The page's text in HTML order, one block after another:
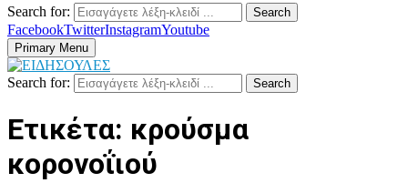
Search for: Search
FacebookTwitterInstagramYoutube
Primary Menu
Search for: Search
Ετικέτα: κρούσμα
κορονοΐιού